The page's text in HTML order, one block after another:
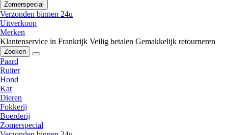
Zomerspecial
Verzonden binnen 24u
Uitverkoop
Merken
Klantenservice in Frankrijk Veilig betalen Gemakkelijk retourneren
Zoeken
Paard
Ruiter
Hond
Kat
Dieren
Fokkerij
Boerderij
Zomerspecial